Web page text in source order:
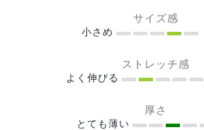
サイズ感
小さめ
ストレッチ感
よく伸びる
厚さ
とても薄い